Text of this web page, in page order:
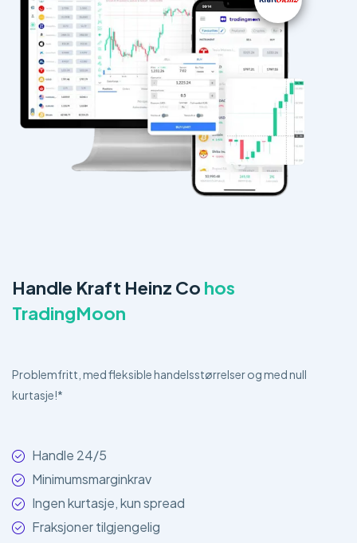
Handle Kraft Heinz Co hos
TradingMoon
Problemfritt, med fleksible handelsstørrelser og med null
kurtasje!*
Handle 24/5
Minimumsmarginkrav
Ingen kurtasje, kun spread
Fraksjoner tilgjengelig